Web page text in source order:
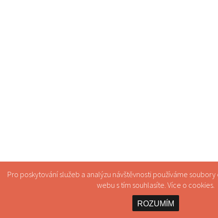
Pro poskytování služeb a analýzu návštěvnosti používáme
webu s tím souhlasíte. Více o cookies.
ROZUMÍM